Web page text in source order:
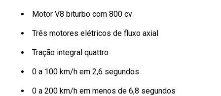
Motor V8 biturbo com 800 cv
Três motores elétricos de fluxo axial
Tração integral quattro
0 a 100 km/h em 2,6 segundos
0 a 200 km/h em menos de 6,8 segundos